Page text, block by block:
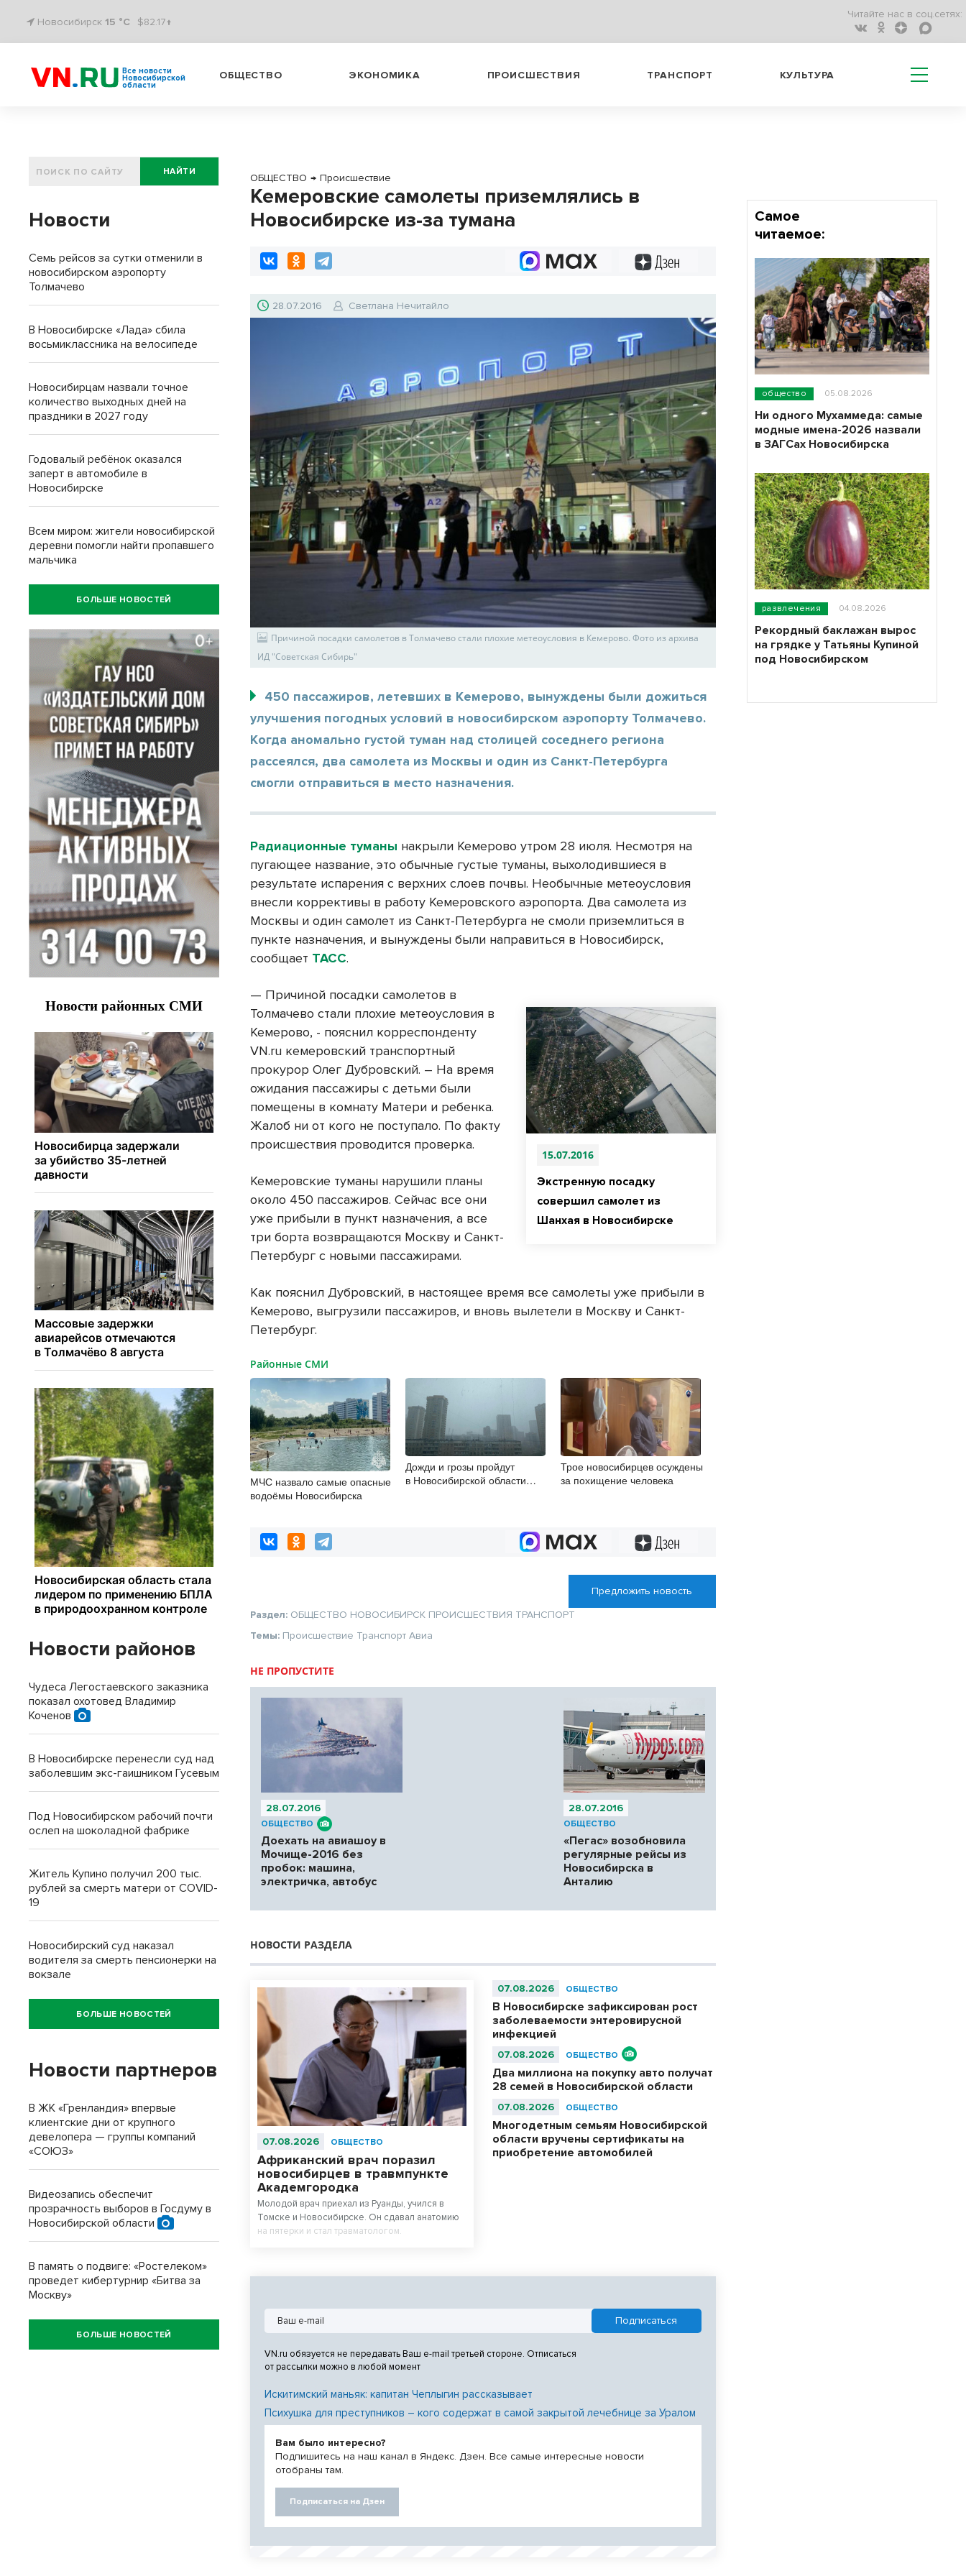
Новосибирск 15 °C $82.17↑
Читайте нас в соц.сетях:
Все новости
Новосибирской
области
ОБЩЕСТВО ЭКОНОМИКА ПРОИСШЕСТВИЯ ТРАНСПОРТ КУЛЬТУРА
ОБЩЕСТВО → Происшествие
Кемеровские самолеты приземлялись в
Новосибирске из-за тумана
28.07.2016 Светлана Нечитайло
Причиной посадки самолетов в Толмачево стали плохие метеоусловия в Кемерово. Фото из архива
ИД "Советская Сибирь"
450 пассажиров, летевших в Кемерово, вынуждены были дожиться
улучшения погодных условий в новосибирском аэропорту Толмачево.
Когда аномально густой туман над столицей соседнего региона
рассеялся, два самолета из Москвы и один из Санкт-Петербурга
смогли отправиться в место назначения.
Радиационные туманы накрыли Кемерово утром 28 июля. Несмотря на
пугающее название, это обычные густые туманы, выхолодившиеся в
результате испарения с верхних слоев почвы. Необычные метеоусловия
внесли коррективы в работу Кемеровского аэропорта. Два самолета из
Москвы и один самолет из Санкт-Петербурга не смоли приземлиться в
пункте назначения, и вынуждены были направиться в Новосибирск,
сообщает ТАСС.
15.07.2016
Экстренную посадку
совершил самолет из
Шанхая в Новосибирске
— Причиной посадки самолетов в
Толмачево стали плохие метеоусловия в
Кемерово, - пояснил корреспонденту
VN.ru кемеровский транспортный
прокурор Олег Дубровский. – На время
ожидания пассажиры с детьми были
помещены в комнату Матери и ребенка.
Жалоб ни от кого не поступало. По факту
происшествия проводится проверка.
Кемеровские туманы нарушили планы
около 450 пассажиров. Сейчас все они
уже прибыли в пункт назначения, а все
три борта возвращаются Москву и Санкт-
Петербург с новыми пассажирами.
Как пояснил Дубровский, в настоящее время все самолеты уже прибыли в
Кемерово, выгрузили пассажиров, и вновь вылетели в Москву и Санкт-
Петербург.
Районные СМИ
МЧС назвало самые опасные
водоёмы Новосибирска
Дожди и грозы пройдут
в Новосибирской области
Трое новосибирцев осуждены
за похищение человека
Предложить новость
Раздел: ОБЩЕСТВО НОВОСИБИРСК ПРОИСШЕСТВИЯ ТРАНСПОРТ
Темы: Происшествие Транспорт Авиа
НЕ ПРОПУСТИТЕ
28.07.2016
ОБЩЕСТВО
Доехать на авиашоу в
Мочище-2016 без
пробок: машина,
электричка, автобус
28.07.2016
ОБЩЕСТВО
«Пегас» возобновила
регулярные рейсы из
Новосибирска в
Анталию
НОВОСТИ РАЗДЕЛА
07.08.2026 ОБЩЕСТВО
Африканский врач поразил
новосибирцев в травмпункте
Академгородка
Молодой врач приехал из Руанды, учился в
Томске и Новосибирске. Он сдавал анатомию
на пятерки и стал травматологом.
07.08.2026 ОБЩЕСТВО
В Новосибирске зафиксирован рост
заболеваемости энтеровирусной
инфекцией
07.08.2026 ОБЩЕСТВО
Два миллиона на покупку авто получат
28 семей в Новосибирской области
07.08.2026 ОБЩЕСТВО
Многодетным семьям Новосибирской
области вручены сертификаты на
приобретение автомобилей
VN.ru обязуется не передавать Ваш e-mail третьей стороне. Отписаться
от рассылки можно в любой момент
Искитимский маньяк: капитан Чеплыгин рассказывает
Психушка для преступников – кого содержат в самой закрытой лечебнице за Уралом
Вам было интересно?
Подпишитесь на наш канал в Яндекс. Дзен. Все самые интересные новости
отобраны там.
Подписаться на Дзен
НАЙТИ
Новости
Семь рейсов за сутки отменили в
новосибирском аэропорту
Толмачево
В Новосибирске «Лада» сбила
восьмиклассника на велосипеде
Новосибирцам назвали точное
количество выходных дней на
праздники в 2027 году
Годовалый ребёнок оказался
заперт в автомобиле в
Новосибирске
Всем миром: жители новосибирской
деревни помогли найти пропавшего
мальчика
БОЛЬШЕ НОВОСТЕЙ
Новости районов
Чудеса Легостаевского заказника
показал охотовед Владимир
Коченов
В Новосибирске перенесли суд над
заболевшим экс-гаишником Гусевым
Под Новосибирском рабочий почти
ослеп на шоколадной фабрике
Житель Купино получил 200 тыс.
рублей за смерть матери от COVID-
19
Новосибирский суд наказал
водителя за смерть пенсионерки на
вокзале
БОЛЬШЕ НОВОСТЕЙ
Новости партнеров
В ЖК «Гренландия» впервые
клиентские дни от крупного
девелопера — группы компаний
«СОЮЗ»
Видеозапись обеспечит
прозрачность выборов в Госдуму в
Новосибирской области
В память о подвиге: «Ростелеком»
проведет кибертурнир «Битва за
Москву»
БОЛЬШЕ НОВОСТЕЙ
Самое
читаемое:
общество 05.08.2026
Ни одного Мухаммеда: самые
модные имена-2026 назвали
в ЗАГСах Новосибирска
развлечения 04.08.2026
Рекордный баклажан вырос
на грядке у Татьяны Купиной
под Новосибирском